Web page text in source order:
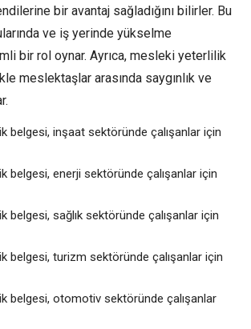
bir avantaj sağladığını bilirler. Bu
ve iş yerinde yükselme
bir rol oynar. Ayrıca, mesleki yeterlilik
meslektaşlar arasında saygınlık ve
belgesi, inşaat sektöründe çalışanlar için
belgesi, enerji sektöründe çalışanlar için
belgesi, sağlık sektöründe çalışanlar için
belgesi, turizm sektöründe çalışanlar için
belgesi, otomotiv sektöründe çalışanlar